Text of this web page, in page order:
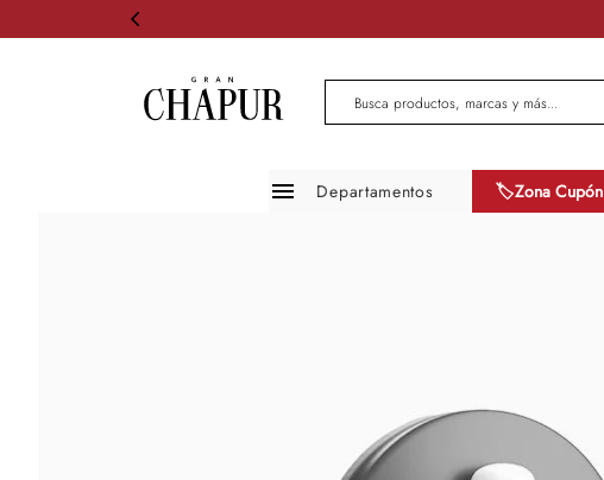
Busca productos, marcas y más...
Departamentos 🏷️Zona Cupón